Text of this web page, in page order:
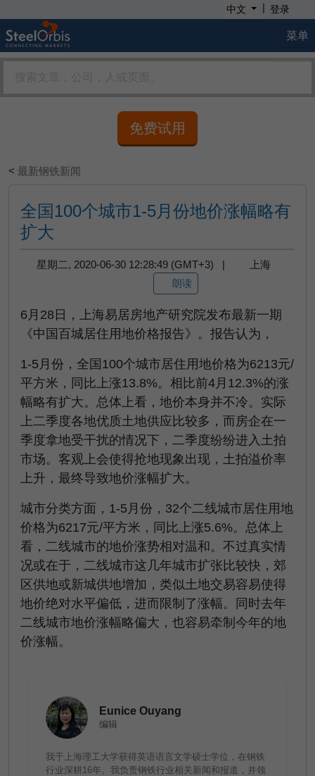
中文 | 登录
菜单
免费试用
< 最新钢铁新闻
全国100个城市1-5月份地价涨幅略有
扩大
星期二, 2020-06-30 12:28:49 (GMT+3) | 上海
朗读
6月28日，上海易居房地产研究院发布最新一期
《中国百城居住用地价格报告》。报告认为，
1-5月份，全国100个城市居住用地价格为6213元/
平方米，同比上涨13.8%。相比前4月12.3%的涨
幅略有扩大。总体上看，地价本身并不冷。实际
上二季度各地优质土地供应比较多，而房企在一
季度拿地受干扰的情况下，二季度纷纷进入土拍
市场。客观上会使得抢地现象出现，土拍溢价率
上升，最终导致地价涨幅扩大。
城市分类方面，1-5月份，32个二线城市居住用地
价格为6217元/平方米，同比上涨5.6%。总体上
看，二线城市的地价涨势相对温和。不过真实情
况或在于，二线城市这几年城市扩张比较快，郊
区供地或新城供地增加，类似土地交易容易使得
地价绝对水平偏低，进而限制了涨幅。同时去年
二线城市地价涨幅略偏大，也容易牵制今年的地
价涨幅。
Eunice Ouyang
编辑
我于上海理工大学获得英语语言文学硕士学位，在钢铁
行业深耕16年。我负责钢铁行业相关新闻和报道，并领